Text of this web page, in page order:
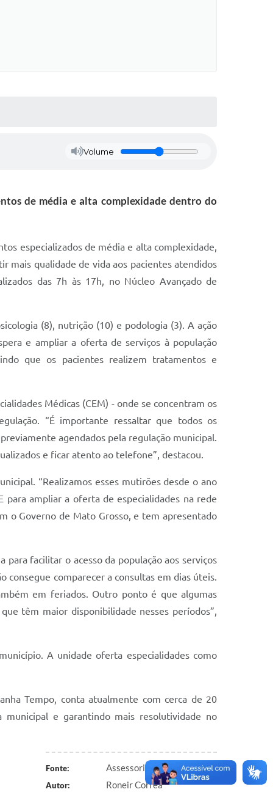
Volume
de média e alta complexidade dentro do
especializados de média e alta complexidade,
mais qualidade de vida aos pacientes atendidos
das 7h às 17h, no Núcleo Avançado de
(8), nutrição (10) e podologia (3). A ação
e ampliar a oferta de serviços à população
que os pacientes realizem tratamentos e
Médicas (CEM) - onde se concentram os
“É importante ressaltar que todos os
agendados pela regulação municipal.
e ficar atento ao telefone”, destacou.
“Realizamos esses mutirões desde o ano
para ampliar a oferta de especialidades na rede
o Governo de Mato Grosso, e tem apresentado
facilitar o acesso da população aos serviços
consegue comparecer a consultas em dias úteis.
em feriados. Outro ponto é que algumas
têm maior disponibilidade nesses períodos”,
A unidade oferta especialidades como
Tempo, conta atualmente com cerca de 20
municipal e garantindo mais resolutividade no
Fonte: Assessoria de Comunicação
Autor: Roneir Corrêa